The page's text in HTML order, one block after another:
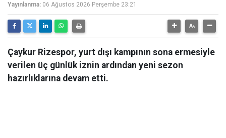
Yayınlanma: 06 Ağustos 2026 Perşembe 23:21
Çaykur Rizespor, yurt dışı kampının sona ermesiyle
verilen üç günlük iznin ardından yeni sezon
hazırlıklarına devam etti.